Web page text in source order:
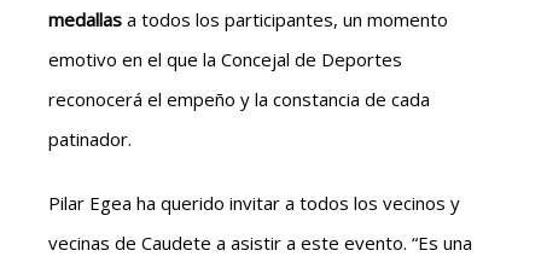
medallas a todos los participantes, un momento
emotivo en el que la Concejal de Deportes
reconocerá el empeño y la constancia de cada
patinador.
Pilar Egea ha querido invitar a todos los vecinos y
vecinas de Caudete a asistir a este evento. “Es una